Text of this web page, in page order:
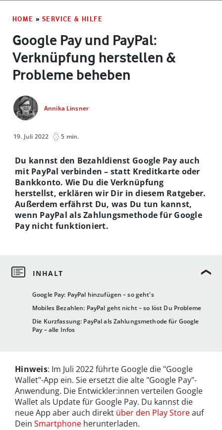
HOME » SERVICE & HILFE
Google Pay und PayPal:
Verknüpfung herstellen &
Probleme beheben
Annika Linsner
19. Juli 2022 5 min.
Google Pay: PayPal hinzufügen – so geht's
Mobiles Bezahlen: PayPal geht nicht – so löst Du Probleme
Die Kurzfassung: PayPal als Zahlungsmethode für Google
Pay – alle Infos
Du kannst den Bezahldienst Google Pay auch
mit PayPal verbinden – statt Kreditkarte oder
Bankkonto. Wie Du die Verknüpfung
herstellst, erklären wir Dir in diesem Ratgeber.
Außerdem erfährst Du, was Du tun kannst,
wenn PayPal als Zahlungsmethode für Google
Pay nicht funktioniert.
Hinweis: Im Juli 2022 führte Google die "Google
Wallet"-App ein. Sie ersetzt die alte "Google Pay"-
Anwendung. Die Entwickler:innen verteilen Google
Wallet als Update für Google Pay. Du kannst die
neue App aber auch direkt über den Play Storeauf
Dein Smartphone herunterladen.